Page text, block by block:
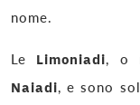
nome.
Le Limoniadi, o
Naiadi, e sono